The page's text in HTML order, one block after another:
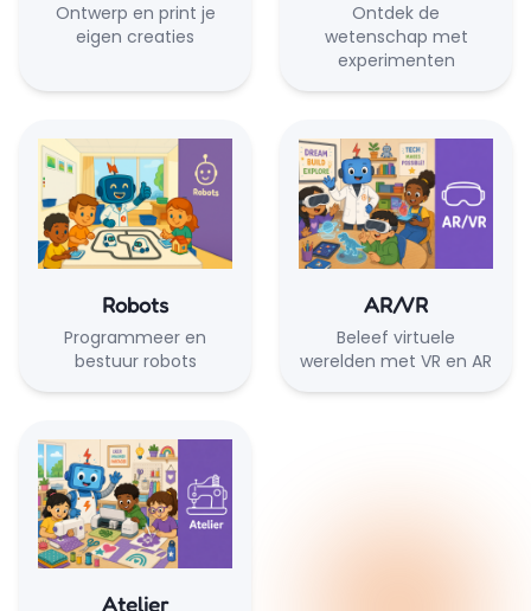
Ontwerp en print je
eigen creaties
Ontdek de
wetenschap met
experimenten
Robots
Programmeer en
bestuur robots
AR/VR
Beleef virtuele
werelden met VR en AR
Atelier